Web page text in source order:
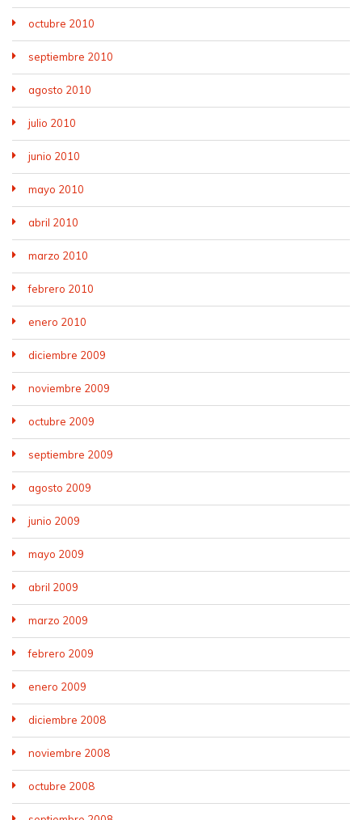
octubre 2010
septiembre 2010
agosto 2010
julio 2010
junio 2010
mayo 2010
abril 2010
marzo 2010
febrero 2010
enero 2010
diciembre 2009
noviembre 2009
octubre 2009
septiembre 2009
agosto 2009
junio 2009
mayo 2009
abril 2009
marzo 2009
febrero 2009
enero 2009
diciembre 2008
noviembre 2008
octubre 2008